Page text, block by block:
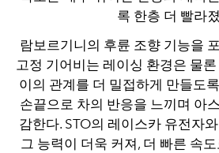
록 한층 더 빨라
람보르기니의 후륜 조향 기능을
고정 기어비는 레이싱 환경은 물
이의 관계를 더 밀접하게 만들도
손끝으로 차의 반응을 느끼며 아
감한다. STO의 레이스카 유전자
그 능력이 더욱 커져, 더 빠른 속